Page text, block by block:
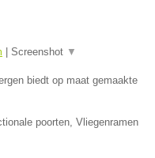
| Screenshot ▼
biedt op maat gemaakte
poorten, Vliegenramen